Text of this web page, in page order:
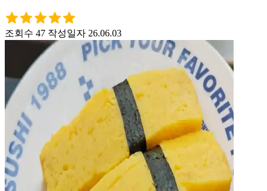
조회수 47 작성일자 26.06.03